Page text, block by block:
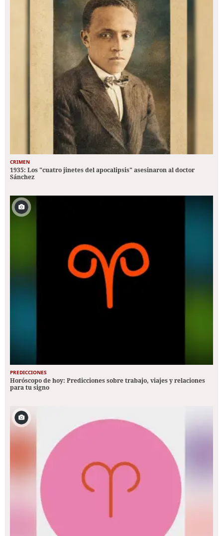
CRIMEN
1935: Los "cuatro jinetes del apocalipsis" asesinaron al doctor
Sánchez
PREDICCIONES
Horóscopo de hoy: Predicciones sobre trabajo, viajes y relaciones
para tu signo